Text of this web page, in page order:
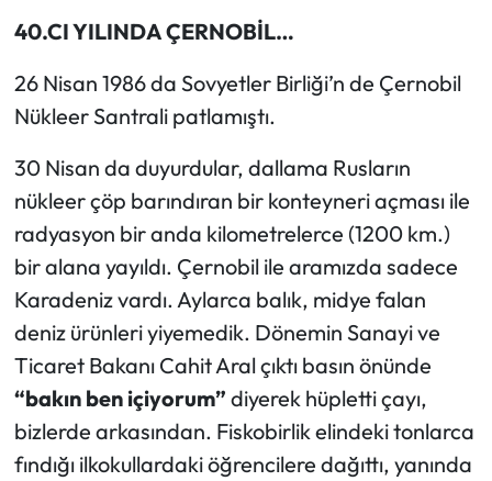
40.CI YILINDA ÇERNOBİL…
26 Nisan 1986 da Sovyetler Birliği’n de Çernobil
Nükleer Santrali patlamıştı.
30 Nisan da duyurdular, dallama Rusların
nükleer çöp barındıran bir konteyneri açması ile
radyasyon bir anda kilometrelerce (1200 km.)
bir alana yayıldı. Çernobil ile aramızda sadece
Karadeniz vardı. Aylarca balık, midye falan
deniz ürünleri yiyemedik. Dönemin Sanayi ve
Ticaret Bakanı Cahit Aral çıktı basın önünde
“bakın ben içiyorum” diyerek hüpletti çayı,
bizlerde arkasından. Fiskobirlik elindeki tonlarca
fındığı ilkokullardaki öğrencilere dağıttı, yanında